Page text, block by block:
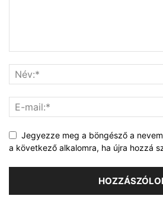
Jegyezze meg a böngésző a
a következő alkalomra, ha újra hozzá